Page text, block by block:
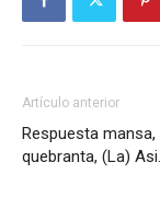
Artículo anterior
Respuesta mansa,
quebranta, (La)